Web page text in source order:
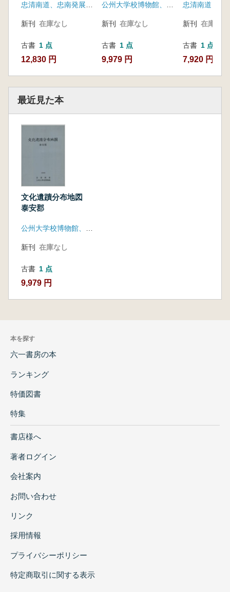
忠清南道、忠南発展研究院
新刊 在庫なし
古書 1 点
12,830 円
公州大学校博物館、忠清南道
新刊 在庫なし
古書 1 点
9,979 円
新刊 在庫なし
古書 1 点
7,920 円
最近見た本
文化遺蹟分布地図
泰安郡
新刊 在庫なし
古書 1 点
9,979 円
本を探す
六一書房の本
ランキング
特価図書
特集
書店様へ
著者ログイン
会社案内
お問い合わせ
リンク
採用情報
プライバシーポリシー
特定商取引に関する表示